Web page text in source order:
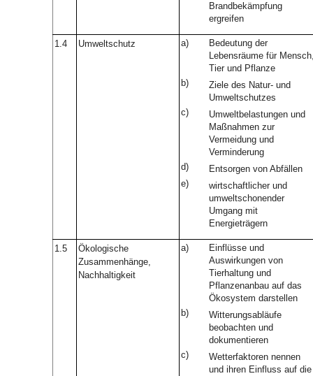
Brandbekämpfung
ergreifen
1.4 Umweltschutz a)
Bedeutung der
Lebensräume für
Tier und Pflanze
b)
Ziele des Natur- und
Umweltschutzes
c)
Umweltbelastungen und
Maßnahmen zur
Vermeidung und
Verminderung
d)
Entsorgen von Abfällen
e)
wirtschaftlicher und
umweltschonender
Umgang mit
Energieträgern
1.5
Ökologische
Zusammenhänge,
Nachhaltigkeit
a)
Einflüsse und
Auswirkungen von
Tierhaltung und
Pflanzenanbau auf das
Ökosystem darstellen
b)
Witterungsabläufe
beobachten und
dokumentieren
c)
Wetterfaktoren nennen
und ihren Einfluss auf die